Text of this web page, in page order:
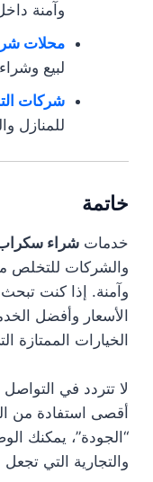
وآمنة
محلات
لبيع
شركات
للمنازل
خاتمة
خدمات شراء
والشركات للتخلص
وآمنة. إذا كنت
الأسعار وأفضل
الخيارات الممتازة
لا تتردد في
أقصى استفادة من
“الجودة”، يمكنك
والتجارية التي